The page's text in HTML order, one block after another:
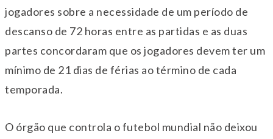
jogadores sobre a necessidade de um período de
descanso de 72 horas entre as partidas e as duas
partes concordaram que os jogadores devem ter um
mínimo de 21 dias de férias ao término de cada
temporada.
O órgão que controla o futebol mundial não deixou